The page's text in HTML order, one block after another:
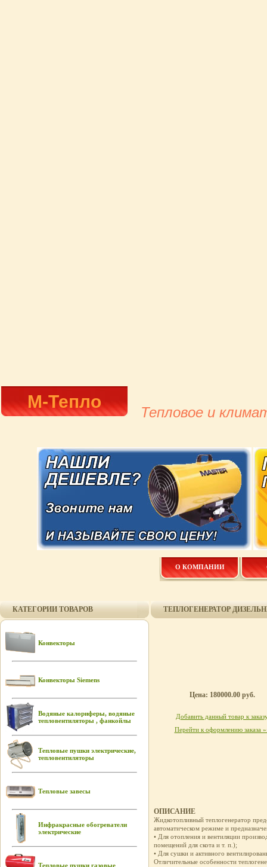
М-Тепло
Тепловое и
О КОМПАНИИ
КАТЕГОРИИ ТОВАРОВ
Конвекторы
Конвекторы Siemens
Водяные калориферы, водяные
тепловентиляторы , фанкойлы
Тепловые пушки электрические,
тепловентиляторы
Тепловые завесы
Инфракрасные обогреватели
электрические
Тепловые пушки газовые
ТЕПЛОГЕНЕРАТОР
Цена: 180000.00 руб.
Добавить данный товар к
Перейти к оформлению заказа
ОПИСАНИЕ
Жидкотопливный теплогенератор
автоматическом режиме и
• Для отопления и вентиляции
помещений для скота и т. п.);
• Для сушки и активного
Отличительные особенности